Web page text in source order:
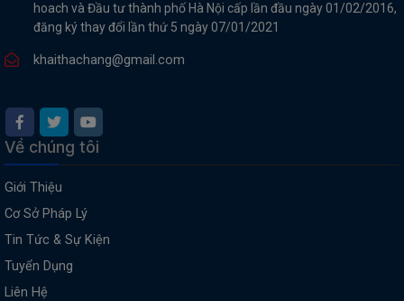
hoach và Đầu tư thành phố Hà Nội cấp lần đầu ngày 01/02/2016,
đăng ký thay đổi lần thứ 5 ngày 07/01/2021
khaithachang@gmail.com
Về chúng tôi
Giới Thiệu
Cơ Sở Pháp Lý
Tin Tức & Sự Kiện
Tuyển Dụng
Liên Hệ